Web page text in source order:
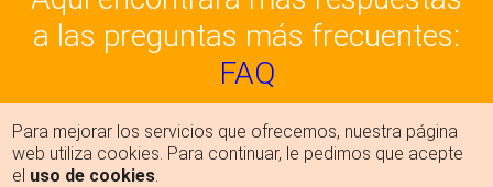
a las preguntas más frecuentes:
FAQ
Para mejorar los servicios que ofrecemos, nuestra página
web utiliza cookies. Para continuar, le pedimos que acepte
el uso de cookies.